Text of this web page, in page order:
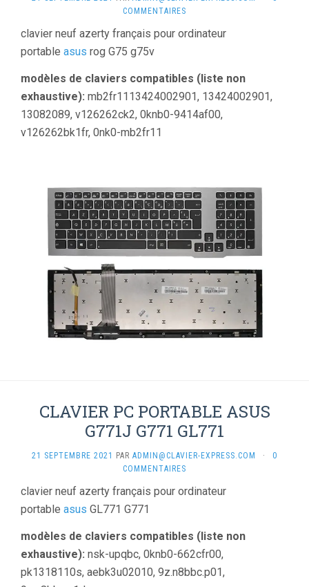
COMMENTAIRES
clavier neuf azerty français pour ordinateur
portable asus rog G75 g75v
modèles de claviers compatibles (liste non
exhaustive): mb2fr1113424002901, 13424002901,
13082089, v126262ck2, 0knb0-9414af00,
v126262bk1fr, 0nk0-mb2fr11
CLAVIER PC PORTABLE ASUS
G771J G771 GL771
21 SEPTEMBRE 2021 PAR ADMIN@CLAVIER-EXPRESS.COM ·
0
COMMENTAIRES
clavier neuf azerty français pour ordinateur
portable asus GL771 G771
modèles de claviers compatibles (liste non
exhaustive): nsk-upqbc, 0knb0-662cfr00,
pk1318110s, aebk3u02010, 9z.n8bbc.p01,